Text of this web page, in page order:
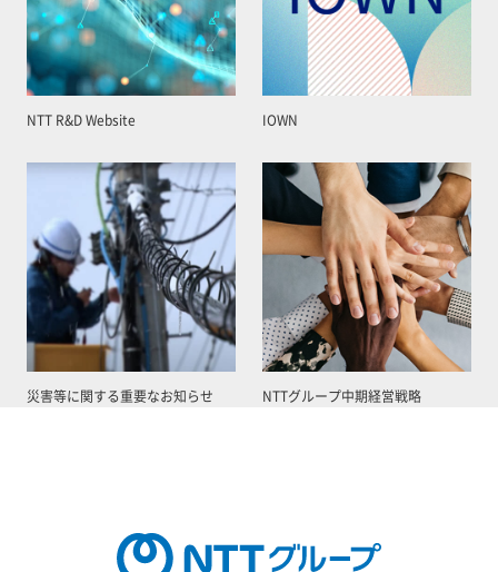
NTT R&D Website IOWN
災害等に関する重要なお知らせ NTTグループ中期経営戦略